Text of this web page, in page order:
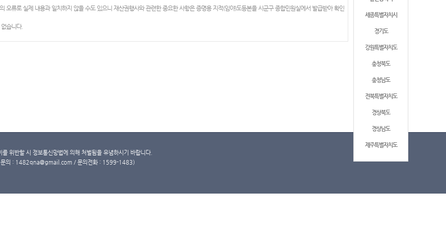
세종특별자치시
경기도
강원특별자치도
충청북도
충청남도
전북특별자치도
경상북도
경상남도
제주특별자치도
오류로 실제 내용과 일치하지 않을 수도 있으니 재산권행사와 관련한 중요한 사항은 증명용 지적(임야)도등본을 시군구 종합민원실에서 발급받아 확인
습니다.
위반할 시 정보통신망법에 의해 처벌됨을 유념하시기 바랍니다.
문의 : 1482qna@gmail.com / 문의전화 : 1599-1483)